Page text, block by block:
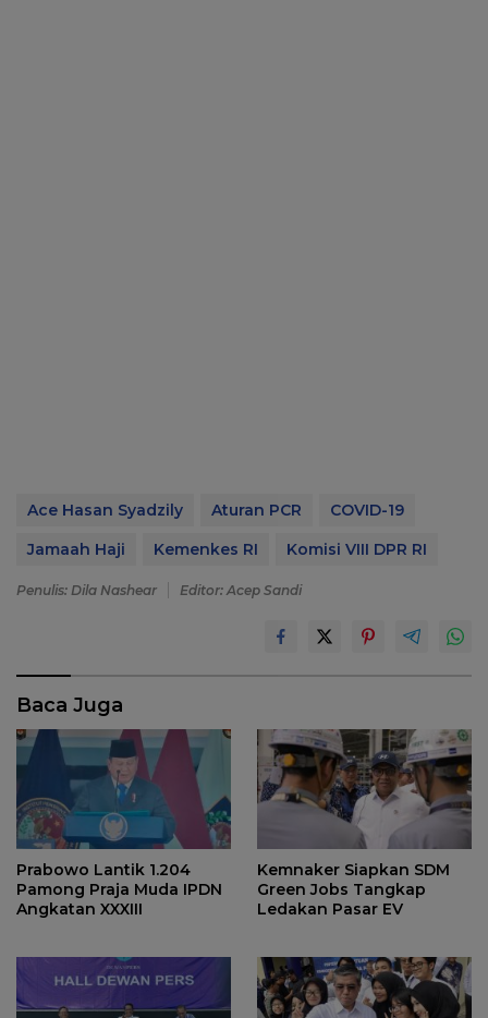
Ace Hasan Syadzily Aturan PCR
COVID-19
Jamaah Haji
Kemenkes RI Komisi VIII DPR RI
Penulis: Dila Nashear Editor: Acep Sandi
Baca Juga
Prabowo Lantik 1.204
Pamong Praja Muda IPDN
Angkatan XXXIII
Kemnaker Siapkan SDM
Green Jobs Tangkap
Ledakan Pasar EV